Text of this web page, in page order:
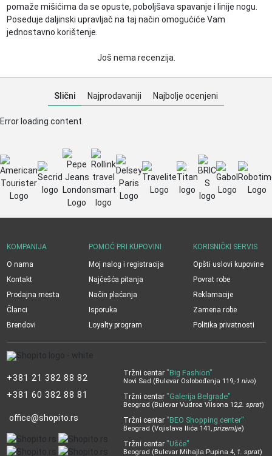
pomaže mišićima da se opuste, poboljšava spavanje i linije nogu.
Poseduje daljinski upravljač na taj način omogućiće Vam
jednostavno korištenje.
Još nema recenzija.
Slični Najprodavaniji Najbolje ocenjeni
Error loading content.
+381 21 382 88 82
+381 60 382 88 81
office@shopito.rs
Tržni centar "Big Fashion"
Novi Sad (Bulevar Oslobođenja 119,-1 nivo)
Tržni centar "Galerija Belgrade"
Beograd (Bulevar Vudroa Vilsona 12,2. sprat)
Tržni centar "BEO Shopping center"
Beograd (Vojislava Ilića 141, prizemlje)
Tržni centar "Ušće"
Beograd (Bulevar Mihajla Pupina 4, 1. sprat)
KOMPANIJA
O nama
Kontakt
Prodajna mesta
Članci
Brendovi
POMOĆ PRI KUPOVINI
Moj nalog i registracija
Najčešća pitanja
Način plaćanja
Isporuka
Loyalty program
KORISNIČKI SERVIS
Opšti uslovi kupovine
Povrat robe
Reklamacije
Zamena robe
Politika privatnosti